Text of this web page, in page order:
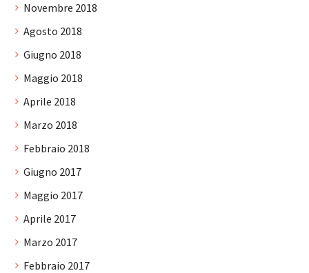
Novembre 2018
Agosto 2018
Giugno 2018
Maggio 2018
Aprile 2018
Marzo 2018
Febbraio 2018
Giugno 2017
Maggio 2017
Aprile 2017
Marzo 2017
Febbraio 2017